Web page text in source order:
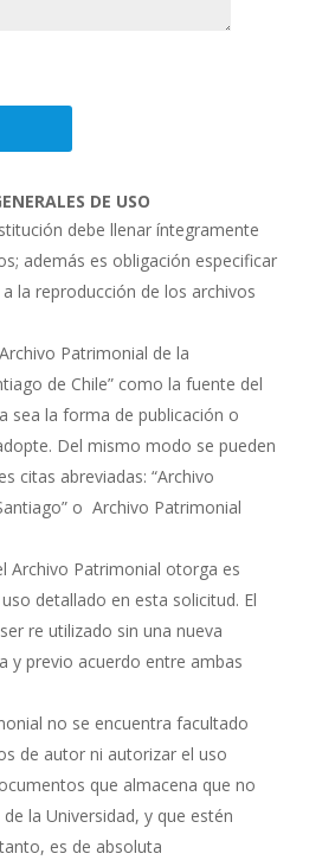
DE USO
debe llenar íntegramente
además es obligación especificar
la reproducción de los archivos
Patrimonial de la
de Chile” como la fuente del
sea la forma de publicación o
Del mismo modo se pueden
citas abreviadas: “Archivo
o Archivo Patrimonial
Archivo Patrimonial otorga es
detallado en esta solicitud. El
re utilizado sin una nueva
y previo acuerdo entre ambas
no se encuentra facultado
de autor ni autorizar el uso
que almacena que no
la Universidad, y que estén
es de absoluta